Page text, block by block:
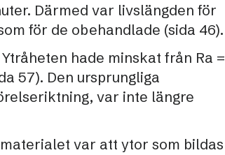
Därmed var livslängden för
för de obehandlade (sida 46).
hade minskat från Ra =
57). Den ursprungliga
var inte längre
var att ytor som bildas